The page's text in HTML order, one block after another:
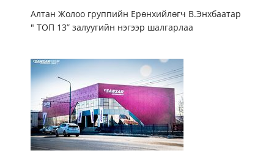
Алтан Жолоо группийн Ерөнхийлөгч В.Энхбаатар
" ТОП 13” залуугийн нэгээр шалгарлаа